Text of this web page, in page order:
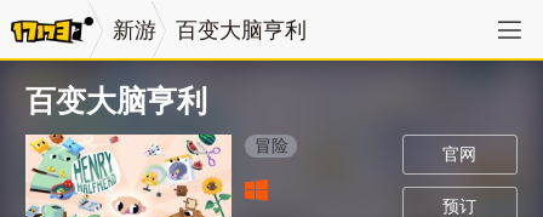
新游 百变大脑亨利
百变大脑亨利
官网
预订
冒险